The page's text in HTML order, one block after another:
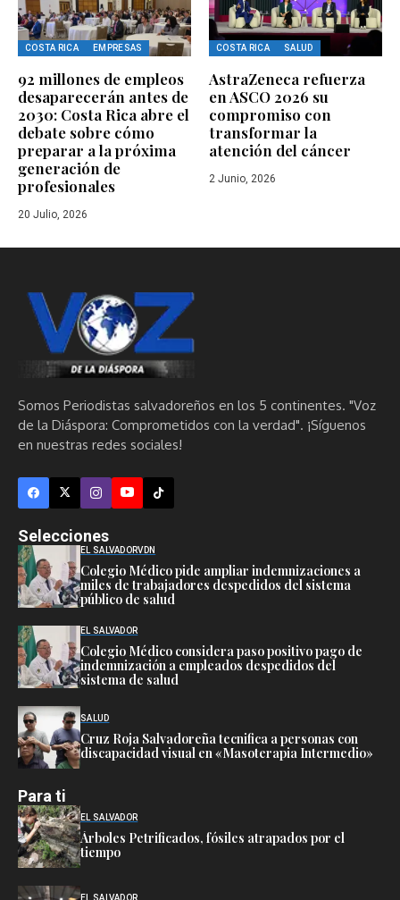
COSTA RICA EMPRESAS
92 millones de empleos
desaparecerán antes de
2030: Costa Rica abre el
debate sobre cómo
preparar a la próxima
generación de
profesionales
20 Julio, 2026
COSTA RICA SALUD
AstraZeneca refuerza
en ASCO 2026 su
compromiso con
transformar la
atención del cáncer
2 Junio, 2026
Somos Periodistas salvadoreños en los 5 continentes. "Voz
de la Diáspora: Comprometidos con la verdad". ¡Síguenos
en nuestras redes sociales!
Selecciones
EL SALVADORVDN
Colegio Médico pide ampliar indemnizaciones a
miles de trabajadores despedidos del sistema
público de salud
EL SALVADOR
Colegio Médico considera paso positivo pago de
indemnización a empleados despedidos del
sistema de salud
SALUD
Cruz Roja Salvadoreña tecnifica a personas con
discapacidad visual en «Masoterapia Intermedio»
Para ti
EL SALVADOR
Árboles Petrificados, fósiles atrapados por el
tiempo